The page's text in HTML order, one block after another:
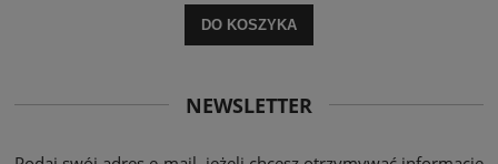
DO KOSZYKA
NEWSLETTER